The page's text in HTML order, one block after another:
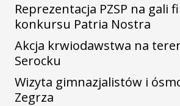
Reprezentacja PZSP na gali
konkursu Patria Nostra
Akcja krwiodawstwa na
Serocku
Wizyta gimnazjalistów i
Zegrza